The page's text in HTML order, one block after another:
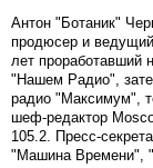
Антон "Ботаник"
продюсер и
лет проработавший
"Нашем Радио",
радио "Максимум",
шеф-редактор
105.2. Пресс-
"Машина Времени",